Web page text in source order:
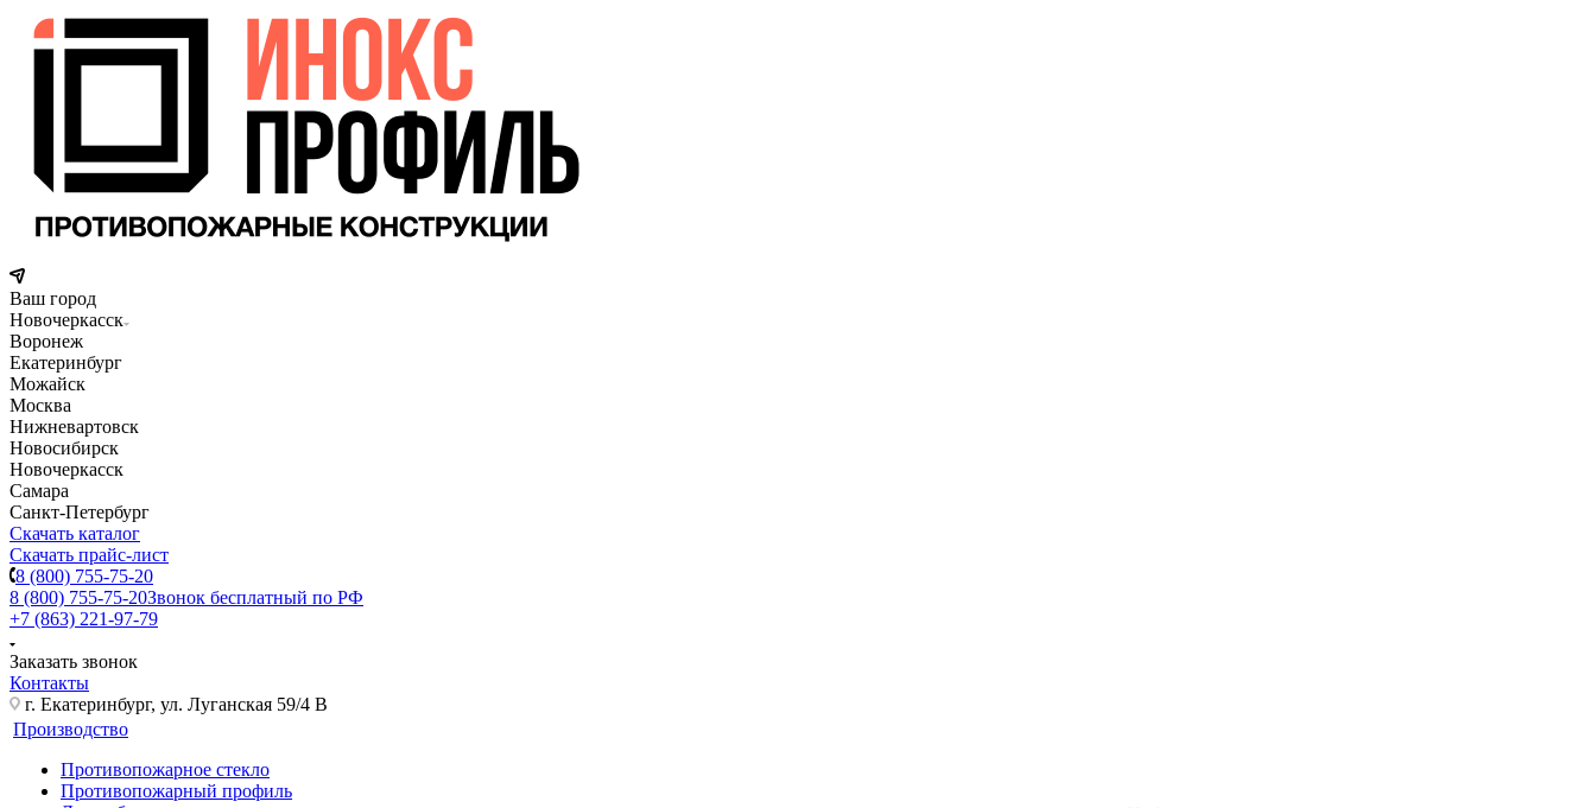
Ваш город
Новочеркасск
Воронеж
Екатеринбург
Можайск
Москва
Нижневартовск
Новосибирск
Новочеркасск
Самара
Санкт-Петербург
Скачать каталог
Скачать прайс-лист
8 (800) 755-75-20
8 (800) 755-75-20Звонок бесплатный по РФ
+7 (863) 221-97-79
Заказать звонок
Контакты
г. Екатеринбург, ул. Луганская 59/4 В
Производство
Противопожарное стекло
Противопожарный профиль